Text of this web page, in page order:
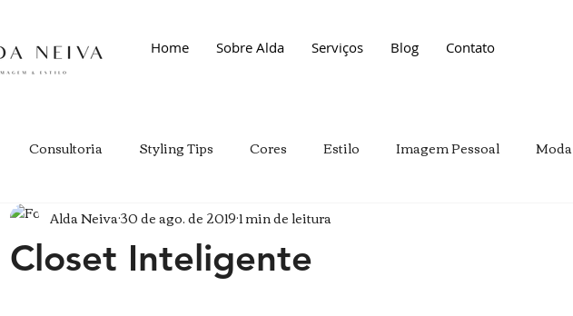
Home Sobre Alda Serviços Blog Contato
Consultoria Styling Tips Cores Estilo Imagem Pessoal Moda
Closet Inteligente
Alda Neiva30 de ago. de 20191 min de leitura